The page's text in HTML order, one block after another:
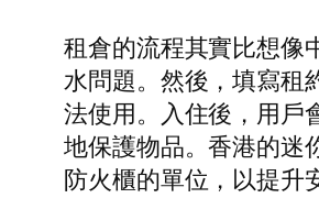
租倉的流程其實比想像
水問題。然後，填寫租
法使用。入住後，用戶
地保護物品。香港的迷
防火櫃的單位，以提升